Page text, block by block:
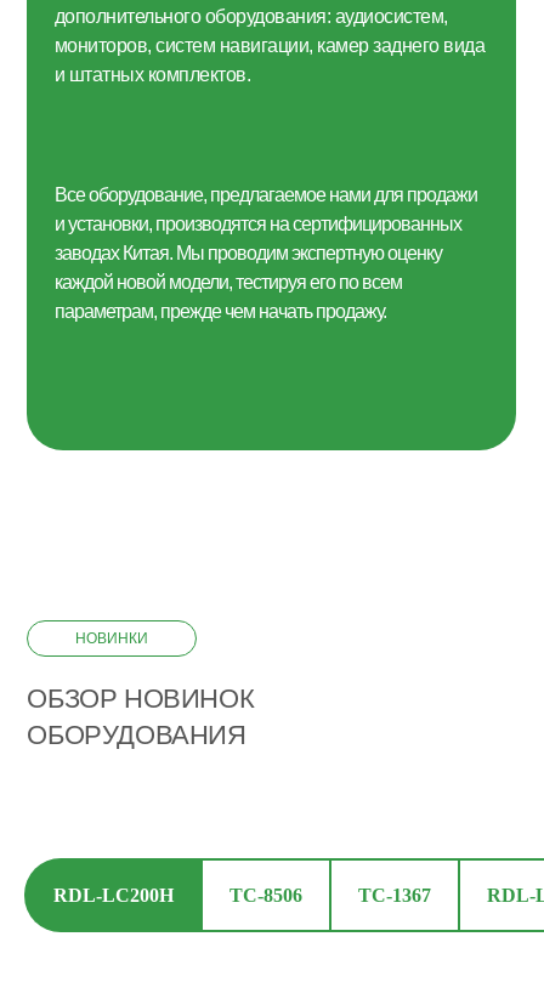
дополнительного оборудования: аудиосистем,
мониторов, систем навигации, камер заднего вида
и штатных комплектов.
Все оборудование, предлагаемое нами для продажи
и установки, производятся на сертифицированных
заводах Китая. Мы проводим экспертную оценку
каждой новой модели, тестируя его по всем
параметрам, прежде чем начать продажу.
ОБЗОР НОВИНОК
ОБОРУДОВАНИЯ
НОВИНКИ
RDL-LC200H TC-8506 TC-1367 RDL-